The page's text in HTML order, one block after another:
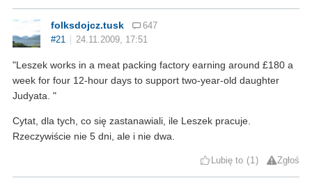
folksdojcz.tusk
647
#21
24.11.2009, 17:51
"Leszek works in a meat packing factory earning around £180 a
week for four 12-hour days to support two-year-old daughter
Judyata. "
Cytat, dla tych, co się zastanawiali, ile Leszek pracuje.
Rzeczywiście nie 5 dni, ale i nie dwa.
Lubię to 1 Zgłoś